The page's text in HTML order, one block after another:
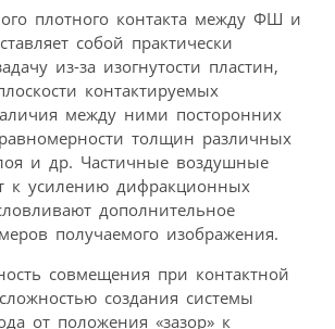
плотного контакта между ФШ и
собой практически
из-за изогнутости пластин,
контактируемых
между ними посторонних
толщин различных
и др. Частичные воздушные
к усилению дифракционных
дополнительное
получаемого изображения.
совмещения при контактной
создания системы
от положения «зазор» к